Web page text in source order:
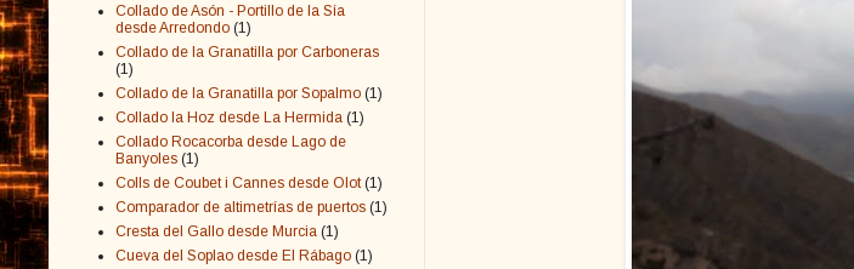
Collado de Asón - Portillo de la Sía
desde Arredondo (1)
Collado de la Granatilla por Carboneras
(1)
Collado de la Granatilla por Sopalmo (1)
Collado la Hoz desde La Hermida (1)
Collado Rocacorba desde Lago de
Banyoles (1)
Colls de Coubet i Cannes desde Olot (1)
Comparador de altimetrías de puertos (1)
Cresta del Gallo desde Murcia (1)
Cueva del Soplao desde El Rábago (1)